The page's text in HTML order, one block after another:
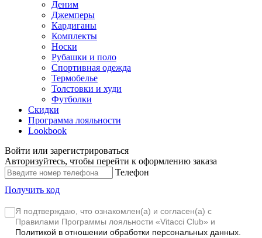
Деним
Джемперы
Кардиганы
Комплекты
Носки
Рубашки и поло
Спортивная одежда
Термобелье
Толстовки и худи
Футболки
Скидки
Программа лояльности
Lookbook
Войти или зарегистрироваться
Авторизуйтесь, чтобы перейти к оформлению заказа
Телефон
Получить код
Я подтверждаю, что ознакомлен(а) и согласен(а) с
Правилами Программы лояльности «Vitacci Club» и
Политикой в отношении обработки персональных данных.